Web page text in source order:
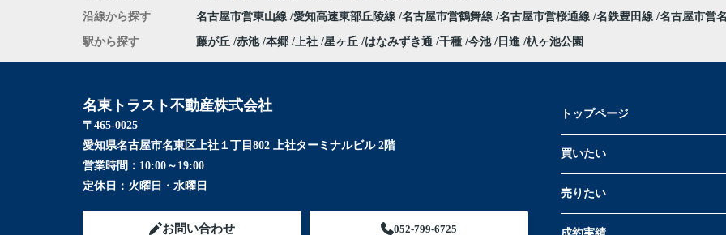
沿線から探す 名古屋市営東山線 愛知高速東部丘陵線 名古屋市営鶴舞線 名古屋市営桜通線 名鉄豊田線 名古屋市営
駅から探す 藤が丘 赤池 本郷 上社 星ヶ丘 はなみずき通 千種 今池 日進 杁ヶ池公園
名東トラスト不動産株式会社
〒465-0025
愛知県名古屋市名東区上社１丁目802 上社ターミナルビル 2階
営業時間： 10:00～19:00
定休日： 火曜日・水曜日
お問い合わせ 052-799-6725
トップページ
買いたい
売りたい